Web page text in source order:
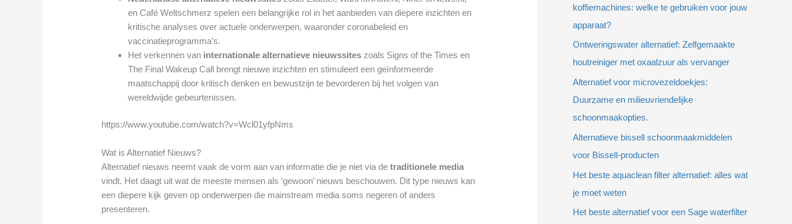
en Café Weltschmerz spelen een belangrijke rol in het aanbieden van diepere inzichten en
kritische analyses over actuele onderwerpen, waaronder coronabeleid en
vaccinatieprogramma’s.
Het verkennen van internationale alternatieve nieuwssites zoals Signs of the Times en
The Final Wakeup Call brengt nieuwe inzichten en stimuleert een geïnformeerde
maatschappij door kritisch denken en bewustzijn te bevorderen bij het volgen van
wereldwijde gebeurtenissen.
https://www.youtube.com/watch?v=Wcl01yfpNms
Wat is Alternatief Nieuws?
Alternatief nieuws neemt vaak de vorm aan van informatie die je niet via detraditionele media
vindt. Het daagt uit wat de meeste mensen als ‘gewoon’ nieuws beschouwen. Dit type nieuws kan
een diepere kijk geven op onderwerpen die mainstream media soms negeren of anders
presenteren.
koffiemachines: welke te gebruiken voor jouw
apparaat?
Ontweringswater alternatief: Zelfgemaakte
houtreiniger met oxaalzuur als vervanger
Alternatief voor microvezeldoekjes:
Duurzame en milieuvriendelijke
schoonmaakopties.
Alternatieve bissell schoonmaakmiddelen
voor Bissell-producten
Het beste aquaclean filter alternatief: alles wat
je moet weten
Het beste alternatief voor een Sage waterfilter